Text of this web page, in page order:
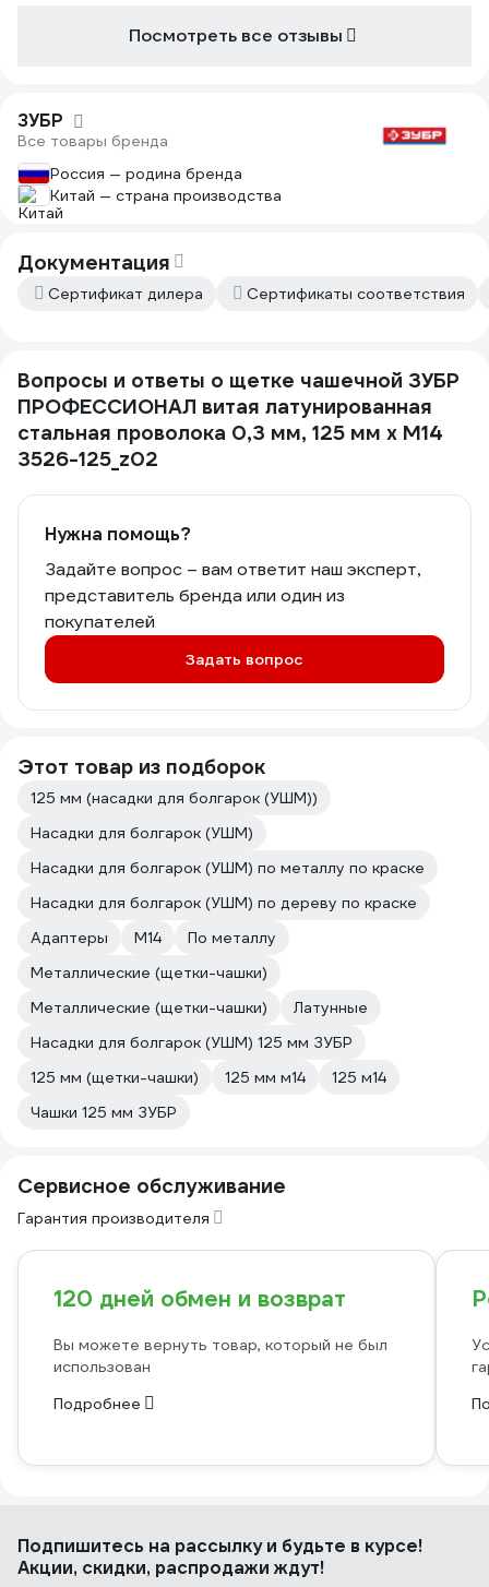
Посмотреть все отзывы
ЗУБР
Все товары бренда
Россия — родина бренда
Китай — страна производства
Документация
Сертификат дилера Сертификаты соответствия
Вопросы и ответы о щетке чашечной ЗУБР
ПРОФЕССИОНАЛ витая латунированная
стальная проволока 0,3 мм, 125 мм х М14
3526-125_z02
Нужна помощь?
Задайте вопрос – вам ответит наш эксперт,
представитель бренда или один из
покупателей
Задать вопрос
Этот товар из подборок
125 мм (насадки для болгарок (УШМ))
Насадки для болгарок (УШМ)
Насадки для болгарок (УШМ) по металлу по краске
Насадки для болгарок (УШМ) по дереву по краске
Адаптеры
М14
По металлу
Металлические (щетки-чашки)
Металлические (щетки-чашки)
Латунные
Насадки для болгарок (УШМ) 125 мм ЗУБР
125 мм (щетки-чашки)
125 мм м14
125 м14
Чашки 125 мм ЗУБР
Сервисное обслуживание
Гарантия производителя
120 дней обмен и возврат
Вы можете вернуть товар, который не был
использован
Подробнее
Подпишитесь на рассылкуи будьте в курсе!
Акции, скидки, распродажи ждут!